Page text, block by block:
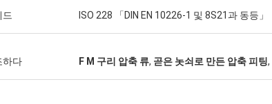
드 ISO 228 「DIN EN 10226-1 및 8S21과 동등」
하다 F M 구리 압축 류, 곧은 놋쇠로 만든 압축 피팅,